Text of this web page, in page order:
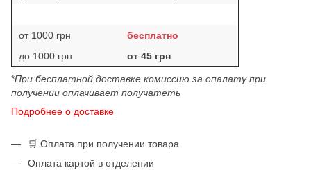
от 1000 грн
бесплатно
до 1000 грн
от 45 грн
*При бесплатной доставке комиссию за опалату при
получении оплачивает получатеть
Подробнее о доставке
🛒 Оплата при получении товара
Оплата картой в отделении